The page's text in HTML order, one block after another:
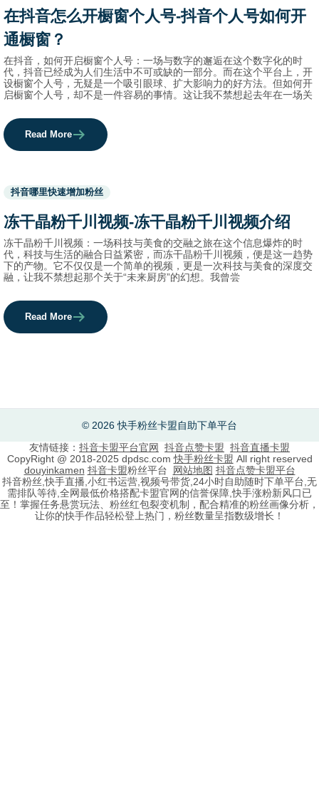
category
names.
在抖音怎么开橱窗个人号-抖音个人号如何开
通橱窗？
在抖音，如何开启橱窗个人号：一场与数字的邂逅在这个数字化的时
代，抖音已经成为人们生活中不可或缺的一部分。而在这个平台上，开
设橱窗个人号，无疑是一个吸引眼球、扩大影响力的好方法。但如何开
启橱窗个人号，却不是一件容易的事情。这让我不禁想起去年在一场关
Read More
Used
before
category
names.
抖音哪里快速增加粉丝
冻干晶粉千川视频-冻干晶粉千川视频介绍
冻干晶粉千川视频：一场科技与美食的交融之旅在这个信息爆炸的时
代，科技与生活的融合日益紧密，而冻干晶粉千川视频，便是这一趋势
下的产物。它不仅仅是一个简单的视频，更是一次科技与美食的深度交
融，让我不禁想起那个关于“未来厨房”的幻想。我曾尝
Read More
© 2026 快手粉丝卡盟自助下单平台
友情链接： 抖音卡盟平台官网 抖音点赞卡盟 抖音直播卡盟
CopyRight @ 2018-2025 dpdsc.com快手粉丝卡盟 All right reserved
douyinkamen 抖音卡盟粉丝平台 网站地图 抖音点赞卡盟平台
抖音粉丝,快手直播,小红书运营,视频号带货,24小时自助随时下单平台,无
需排队等待,全网最低价格搭配卡盟官网的信誉保障,快手涨粉新风口已
至！掌握任务悬赏玩法、粉丝红包裂变机制，配合精准的粉丝画像分析，
让你的快手作品轻松登上热门，粉丝数量呈指数级增长！